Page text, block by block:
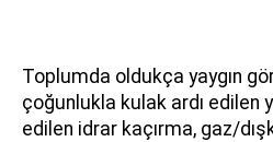
Toplumda oldukça yaygın
çoğunlukla kulak ardı edilen
edilen idrar kaçırma, gaz/